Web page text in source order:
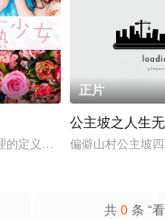
他的亲情隔阂，和父亲和解
他该如何面对现实，能改变
3.0
的定义，它是梦开始的地方
正片
公主坡之人生
偏僻山村公主坡
共 0 条 “